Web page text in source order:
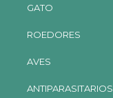
GATO
ROEDORES
AVES
ANTIPARASITARIOS